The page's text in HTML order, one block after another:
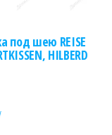
под шею REISE
HILBERD